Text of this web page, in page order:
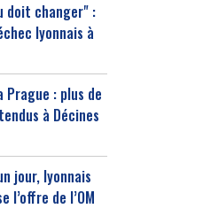
doit changer" :
lyonnais à
Prague : plus de
à Décines
jour, lyonnais
l’offre de l’OM